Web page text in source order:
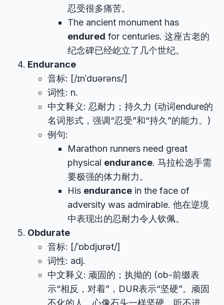
忍受很多痛苦。
The ancient monument has
endured for centuries. 这座古老的
纪念碑已经屹立了几个世纪。
Endurance
音标: [/ɪnˈdʊərəns/]
词性: n.
中文释义: 忍耐力；持久力 (动词endure的
名词形式，强调“忍受”和“持久”的能力。)
例句:
Marathon runners need great
physical endurance. 马拉松选手需
要极强的体力耐力。
His endurance in the face of
adversity was admirable. 他在逆境
中表现出的忍耐力令人钦佩。
Obdurate
音标: [/ˈɒbdjʊrət/]
词性: adj.
中文释义: 顽固的；执拗的 (ob-前缀表
示“相反，对着”，DUR表示“坚硬”。顽固
不化的人，心像石头一样坚硬，听不进